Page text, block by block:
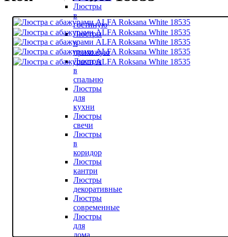
Люстры
в
гостиную
Люстры
в
прихожую
Люстры
в
спальню
Люстры
для
кухни
Люстры
свечи
Люстры
в
коридор
Люстры
кантри
Люстры
декоративные
Люстры
современные
Люстры
для
дома